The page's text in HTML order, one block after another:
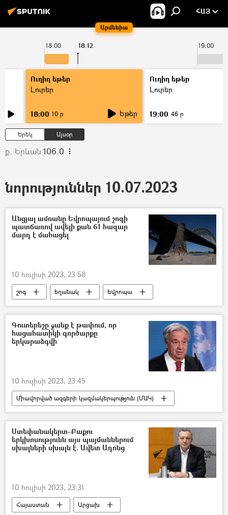
Արմենիա
ՀԱՅ
18:00 19:00
18:12
Ուղիղ եթեր
Լուրեր
18:00 10 ր Եթեր
Ուղիղ եթեր
Լուրեր
19:00 46 ր
Երեկ Այսօր
ք. Երևան 106.0
նորություններ 10.07.2023
Անցյալ ամռանը Եվրոպայում շոգի
պատճառով ավելի քան 61 հազար
մարդ է մահացել
10 հուլիսի 2023, 23:58
շոգ եղանակ
Եվրոպա
Մահ
Գերմանիա
Ֆրանսիա
Իսպանիա
Իտալիա
Գուտերեշը ջանք է թափում, որ
հացահատիկի գործարքը
երկարաձգվի
10 հուլիսի 2023, 23:45
Միավորված ազգերի կազմակերպություն (ՄԱԿ)
Ռուսաստան
Ուկրաինա
Պատերազմ
հացահատիկ
գործարք
Անտոնիո Գուտերեշ
Ստեփանակերտ–Բաքու
երկխոսությունն այս պայմաններում
սխալների սխալն է. Ավետ Ադոնց
10 հուլիսի 2023, 23:31
Հայաստան
Արցախ